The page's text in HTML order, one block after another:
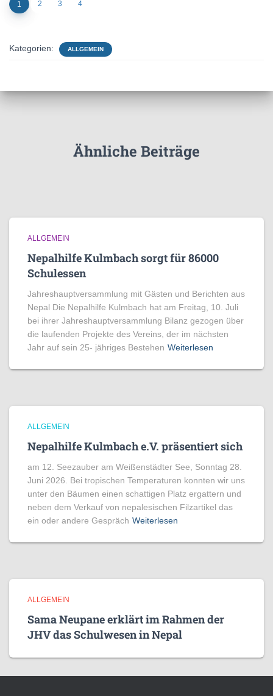
1 2 3 4
Kategorien: ALLGEMEIN
Ähnliche Beiträge
ALLGEMEIN
Nepalhilfe Kulmbach sorgt für 86000
Schulessen
Jahreshauptversammlung mit Gästen und Berichten aus
Nepal Die Nepalhilfe Kulmbach hat am Freitag, 10. Juli
bei ihrer Jahreshauptversammlung Bilanz gezogen über
die laufenden Projekte des Vereins, der im nächsten
Jahr auf sein 25- jähriges Bestehen Weiterlesen
ALLGEMEIN
Nepalhilfe Kulmbach e.V. präsentiert sich
am 12. Seezauber am Weißenstädter See, Sonntag 28.
Juni 2026. Bei tropischen Temperaturen konnten wir uns
unter den Bäumen einen schattigen Platz ergattern und
neben dem Verkauf von nepalesischen Filzartikel das
ein oder andere Gespräch Weiterlesen
ALLGEMEIN
Sama Neupane erklärt im Rahmen der
JHV das Schulwesen in Nepal